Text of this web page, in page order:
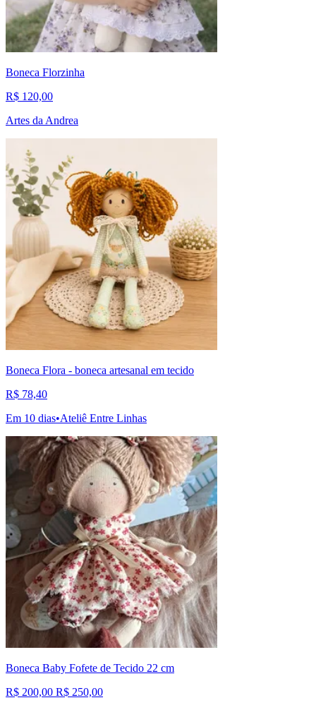
Boneca Florzinha
R$ 120,00
Artes da Andrea
Boneca Flora - boneca artesanal em tecido
R$ 78,40
Em 10 dias•Ateliê Entre Linhas
Boneca Baby Fofete de Tecido 22 cm
R$ 200,00 R$ 250,00